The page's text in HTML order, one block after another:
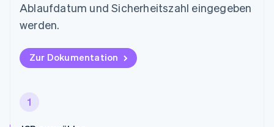
Ablaufdatum und Sicherheitszahl eingegeben
werden.
Zur Dokumentation
1